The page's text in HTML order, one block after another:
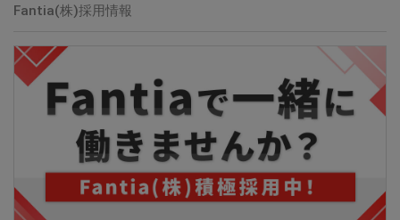
Fantia(株)採用情報